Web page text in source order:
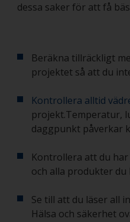
dessa saker för att få
Beräkna tillräckligt
projektet så att du
Kontrollera alltid
projekt.Temperatur,
daggpunkt påverkar
Kontrollera att du
och alla produkter du
Se till att du läser all
Hälsa och säkerhet